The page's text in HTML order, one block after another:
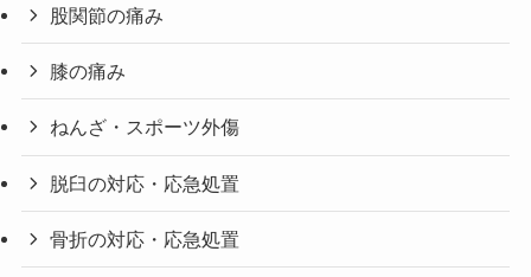
股関節の痛み
膝の痛み
ねんざ・スポーツ外傷
脱臼の対応・応急処置
骨折の対応・応急処置